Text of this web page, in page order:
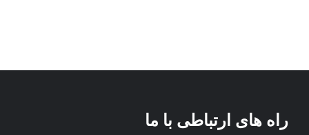
راه های ارتباطی با ما